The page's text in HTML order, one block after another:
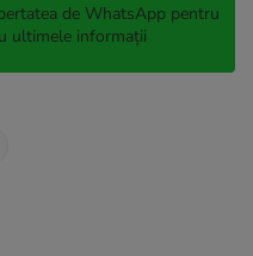
de WhatsApp pentru
ultimele informații